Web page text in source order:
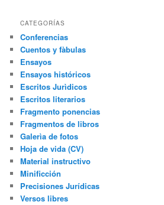
CATEGORÍAS
Conferencias
Cuentos y fàbulas
Ensayos
Ensayos históricos
Escritos Jurìdicos
Escritos literarios
Fragmento ponencias
Fragmentos de libros
Galerìa de fotos
Hoja de vida (CV)
Material instructivo
Minificción
Precisiones Jurídicas
Versos libres